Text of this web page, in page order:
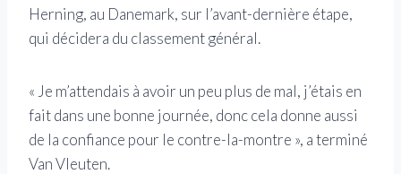
Herning, au Danemark, sur l’avant-dernière étape,
qui décidera du classement général.
« Je m’attendais à avoir un peu plus de mal, j’étais en
fait dans une bonne journée, donc cela donne aussi
de la confiance pour le contre-la-montre », a terminé
Van Vleuten.